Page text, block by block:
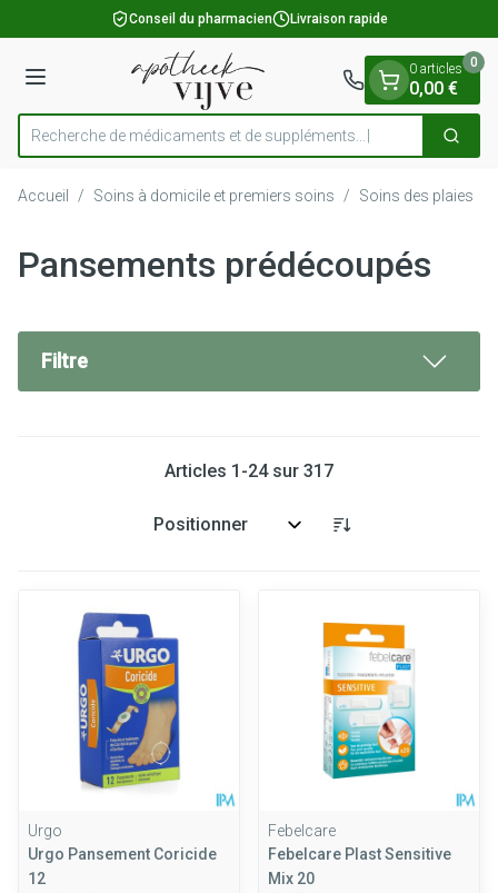
Aller au contenu
1 de 1Conseil du pharmacien Livraison rapide
Menu
Rechercher
Recherche de médicaments et de supplém
0 articles
0,00 €
0
Accueil / Soins à domicile et premiers soins / Soins des plaies
Pansements prédécoupés
Filtre
Articles 1 -24sur 317
Trier par:
Urgo
Urgo Pansement Coricide
12
Febelcare
Febelcare Plast Sensitive
Mix 20